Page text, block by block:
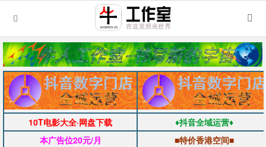
10T电影大全·网盘下载
♦抖音全域运营♦
本广告位20元/月
■特价香港空间■